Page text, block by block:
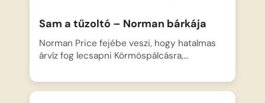
Sam a tűzoltó – Norman bárkája
Norman Price fejébe veszi, hogy hatalmas
árvíz fog lecsapni Körmöspálcásra,…